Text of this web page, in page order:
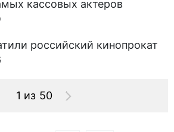
кассовых актеров
российский кинопрокат
1 из 50